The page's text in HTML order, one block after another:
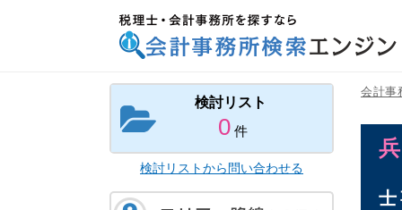
エンジン
検討リスト
0 件
検討リストから問い合わせる
会計事